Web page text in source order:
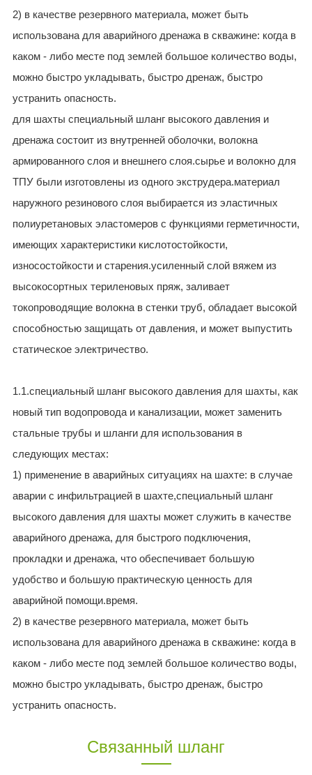
2) в качестве резервного материала, может быть
использована для аварийного дренажа в скважине: когда в
каком - либо месте под землей большое количество воды,
можно быстро укладывать, быстро дренаж, быстро
устранить опасность.
для шахты специальный шланг высокого давления и
дренажа состоит из внутренней оболочки, волокна
армированного слоя и внешнего слоя.сырье и волокно для
ТПУ были изготовлены из одного экструдера.материал
наружного резинового слоя выбирается из эластичных
полиуретановых эластомеров с функциями герметичности,
имеющих характеристики кислотостойкости,
износостойкости и старения.усиленный слой вяжем из
высокосортных териленовых пряж, заливает
токопроводящие волокна в стенки труб, обладает высокой
способностью защищать от давления, и может выпустить
статическое электричество.
1.1.специальный шланг высокого давления для шахты, как
новый тип водопровода и канализации, может заменить
стальные трубы и шланги для использования в
следующих местах:
1) применение в аварийных ситуациях на шахте: в случае
аварии с инфильтрацией в шахте,специальный шланг
высокого давления для шахты может служить в качестве
аварийного дренажа, для быстрого подключения,
прокладки и дренажа, что обеспечивает большую
удобство и большую практическую ценность для
аварийной помощи.время.
2) в качестве резервного материала, может быть
использована для аварийного дренажа в скважине: когда в
каком - либо месте под землей большое количество воды,
можно быстро укладывать, быстро дренаж, быстро
устранить опасность.
Связанный шланг